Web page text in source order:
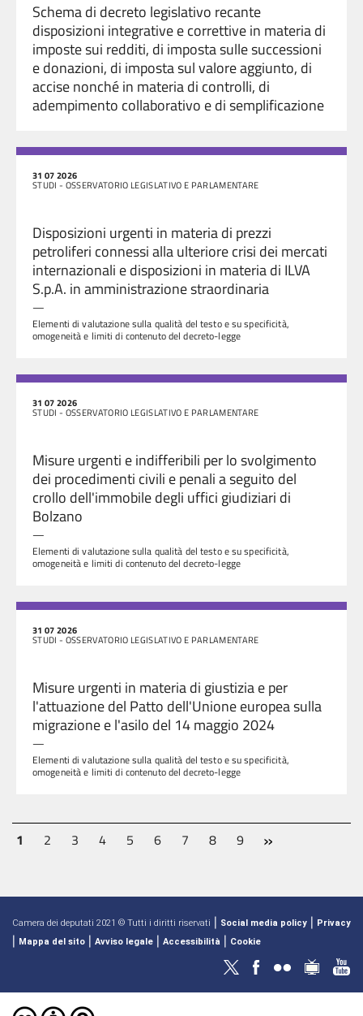
Schema di decreto legislativo recante
disposizioni integrative e correttive in materia di
imposte sui redditi, di imposta sulle successioni
e donazioni, di imposta sul valore aggiunto, di
accise nonché in materia di controlli, di
adempimento collaborativo e di semplificazione
31 07 2026
STUDI - OSSERVATORIO LEGISLATIVO E PARLAMENTARE
Disposizioni urgenti in materia di prezzi
petroliferi connessi alla ulteriore crisi dei mercati
internazionali e disposizioni in materia di ILVA
S.p.A. in amministrazione straordinaria
—
Elementi di valutazione sulla qualità del testo e su specificità,
omogeneità e limiti di contenuto del decreto-legge
31 07 2026
STUDI - OSSERVATORIO LEGISLATIVO E PARLAMENTARE
Misure urgenti e indifferibili per lo svolgimento
dei procedimenti civili e penali a seguito del
crollo dell'immobile degli uffici giudiziari di
Bolzano
—
Elementi di valutazione sulla qualità del testo e su specificità,
omogeneità e limiti di contenuto del decreto-legge
31 07 2026
STUDI - OSSERVATORIO LEGISLATIVO E PARLAMENTARE
Misure urgenti in materia di giustizia e per
l'attuazione del Patto dell'Unione europea sulla
migrazione e l'asilo del 14 maggio 2024
—
Elementi di valutazione sulla qualità del testo e su specificità,
omogeneità e limiti di contenuto del decreto-legge
1 2 3 4 5 6 7 8 9 »
Camera dei deputati 2021 © Tutti i diritti riservati | Social media policy | Privacy
| Mappa del sito | Avviso legale | Accessibilità | Cookie